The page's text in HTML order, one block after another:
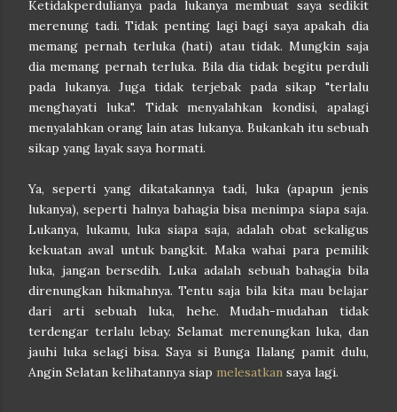
Ketidakperdulianya pada lukanya membuat saya sedikit
merenung tadi. Tidak penting lagi bagi saya apakah dia
memang pernah terluka (hati) atau tidak. Mungkin saja
dia memang pernah terluka. Bila dia tidak begitu perduli
pada lukanya. Juga tidak terjebak pada sikap "terlalu
menghayati luka". Tidak menyalahkan kondisi, apalagi
menyalahkan orang lain atas lukanya. Bukankah itu sebuah
sikap yang layak saya hormati.
Ya, seperti yang dikatakannya tadi, luka (apapun jenis
lukanya), seperti halnya bahagia bisa menimpa siapa saja.
Lukanya, lukamu, luka siapa saja, adalah obat sekaligus
kekuatan awal untuk bangkit. Maka wahai para pemilik
luka, jangan bersedih. Luka adalah sebuah bahagia bila
direnungkan hikmahnya. Tentu saja bila kita mau belajar
dari arti sebuah luka, hehe. Mudah-mudahan tidak
terdengar terlalu lebay. Selamat merenungkan luka, dan
jauhi luka selagi bisa. Saya si Bunga Ilalang pamit dulu,
Angin Selatan kelihatannya siap melesatkan saya lagi.